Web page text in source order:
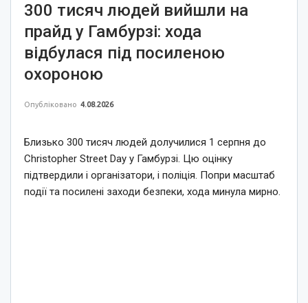
300 тисяч людей вийшли на
прайд у Гамбурзі: хода
відбулася під посиленою
охороною
Опубліковано 4.08.2026
Близько 300 тисяч людей долучилися 1 серпня до
Christopher Street Day у Гамбурзі. Цю оцінку
підтвердили і організатори, і поліція. Попри масштаб
події та посилені заходи безпеки, хода минула мирно.